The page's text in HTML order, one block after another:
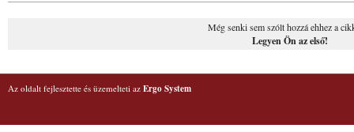
Még senki sem szólt hozzá ehhez a
Legyen Ön az első!
Az oldalt fejlesztette és üzemelteti az Ergo System